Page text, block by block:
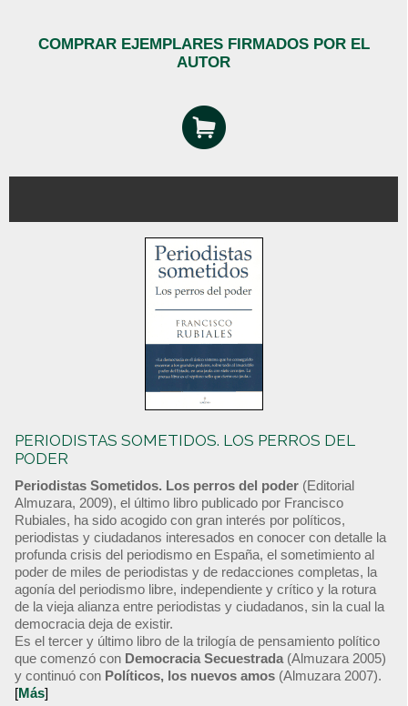
COMPRAR EJEMPLARES FIRMADOS POR EL
AUTOR
PERIODISTAS SOMETIDOS. LOS PERROS DEL
PODER
Periodistas Sometidos. Los perros del poder (Editorial
Almuzara, 2009), el último libro publicado por Francisco
Rubiales, ha sido acogido con gran interés por políticos,
periodistas y ciudadanos interesados en conocer con detalle la
profunda crisis del periodismo en España, el sometimiento al
poder de miles de periodistas y de redacciones completas, la
agonía del periodismo libre, independiente y crítico y la rotura
de la vieja alianza entre periodistas y ciudadanos, sin la cual la
democracia deja de existir.
Es el tercer y último libro de la trilogía de pensamiento político
que comenzó con Democracia Secuestrada (Almuzara 2005)
y continuó con Políticos, los nuevos amos (Almuzara 2007).
[Más]